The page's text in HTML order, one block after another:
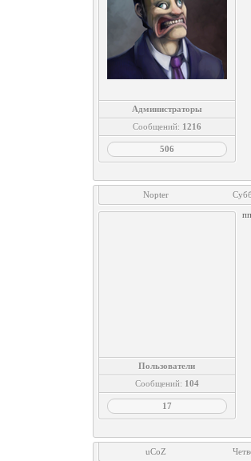
Администраторы
Сообщений: 1216
506
Nopter
Пользователи
Сообщений: 104
17
uCoZ